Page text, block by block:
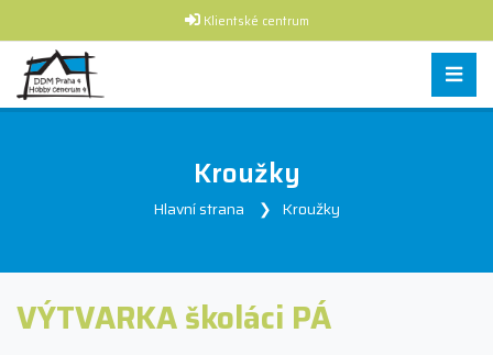
Klientské centrum
Kroužky
Hlavní strana Kroužky
VÝTVARKA školáci PÁ